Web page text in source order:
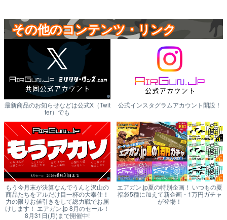
その他のコンテンツ・リンク
最新商品のお知らせなどは公式X（Twit
ter）でも
公式インスタグラムアカウント開設！
もう今月末が決算なんでうんと沢山の
商品たちをアルだけ目一杯の大奉仕！
力の限りお値引きをして総力戦でお届
けします！ エアガン.jp 8月のセール！
8月31日(月)まで開催中!
エアガン.jp夏の特別企画！ いつもの夏
福袋5種に加えて新企画・1万円ガチャ
が登場！